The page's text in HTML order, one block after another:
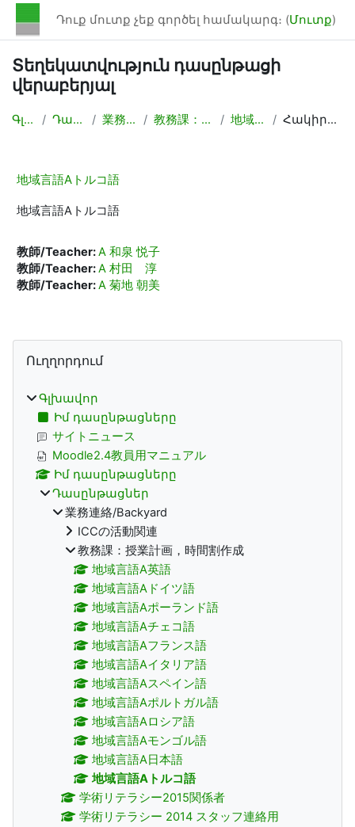
Բաց թողնել հիմնական բովանդակությունը
Դուք մուտք չեք գործել համակարգ։ (Մուտք)
Տեղեկատվություն դասընթացի
վերաբերյալ
Գլխավոր Դասընթացներ 業務連絡/Backyard 教務課：授業計画，時間割作成 地域言語Aトルコ語 Հակիրճ նկարագրություն
地域言語Aトルコ語
地域言語Aトルコ語
教師/Teacher:A 和泉 悦子
教師/Teacher:A 村田 淳
教師/Teacher:A 菊地 朝美
Բլոկներ
Ուղղորդում
Գլխավոր
Իմ դասընթացները
サイトニュース
Moodle2.4教員用マニュアル
Իմ դասընթացները
Դասընթացներ
業務連絡/Backyard
ICCの活動関連
教務課：授業計画，時間割作成
地域言語A英語
地域言語Aドイツ語
地域言語Aポーランド語
地域言語Aチェコ語
地域言語Aフランス語
地域言語Aイタリア語
地域言語Aスペイン語
地域言語Aポルトガル語
地域言語Aロシア語
地域言語Aモンゴル語
地域言語A日本語
地域言語Aトルコ語
学術リテラシー2015関係者
学術リテラシー 2014 スタッフ連絡用